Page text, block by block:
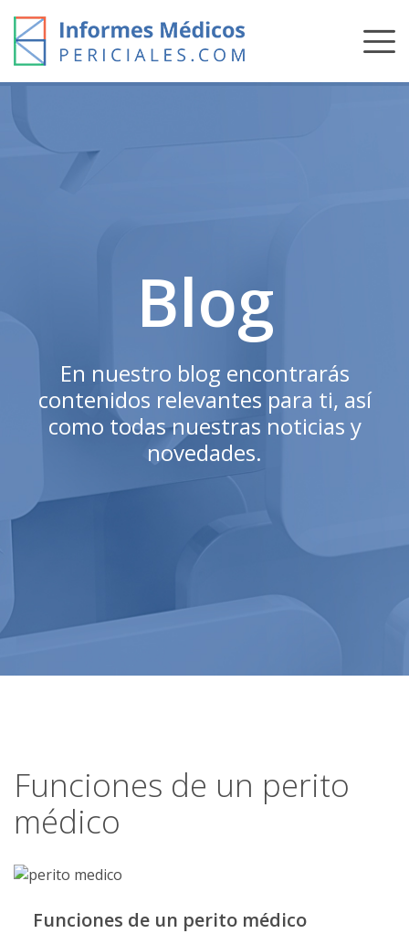
content
Blog
En nuestro blog encontrarás
contenidos relevantes para ti, así
como todas nuestras noticias y
novedades.
Funciones de un perito
médico
Funciones de un perito médico